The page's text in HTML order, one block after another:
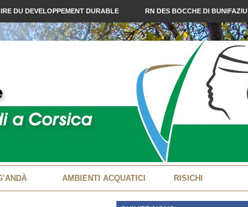
DU DEVELOPPEMENT DURABLE RN DES BOCCHE DI BUNIFAZIU
AMBIENTI ACQUATICI RISICHI